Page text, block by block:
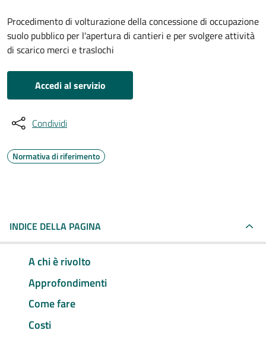
Procedimento di volturazione della concessione di occupazione
suolo pubblico per l'apertura di cantieri e per svolgere attività
di scarico merci e traslochi
Accedi al servizio
Condividi
Normativa di riferimento
INDICE DELLA PAGINA
A chi è rivolto
Approfondimenti
Come fare
Costi